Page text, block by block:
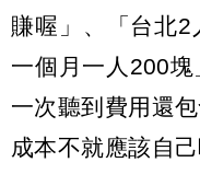
賺喔」、「台北
一個月一人200
一次聽到費用還
成本不就應該自